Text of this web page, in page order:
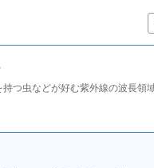
つ虫などが好む紫外線の波長領域